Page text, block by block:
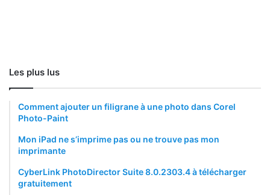
Les plus lus
Comment ajouter un filigrane à une photo dans Corel
Photo-Paint
Mon iPad ne s’imprime pas ou ne trouve pas mon
imprimante
CyberLink PhotoDirector Suite 8.0.2303.4 à télécharger
gratuitement